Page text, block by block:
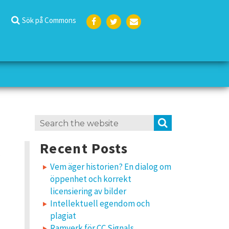
Sök på Commons
k
Search
Recent Posts
Vem äger historien? En dialog om
öppenhet och korrekt
licensiering av bilder
Intellektuell egendom och
plagiat